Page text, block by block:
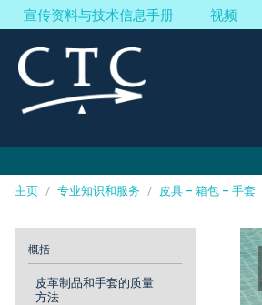
Cookies management panel
宣传资料与技术信息手册 视频
主页 / 专业知识和服务 / 皮具 – 箱包 – 手套
概括
皮革制品和手套的质量
方法